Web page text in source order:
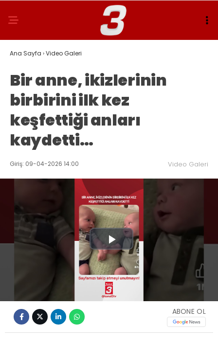
Ana Sayfa ›Video Galeri
Bir anne, ikizlerinin
birbirini ilk kez
keşfettiği anları
kaydetti…
Giriş: 09-04-2026 14:00 Video Galeri
Play
Video
ABONE OL